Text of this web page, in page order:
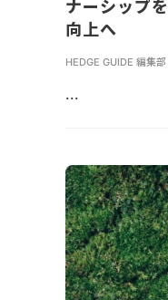
ナーシップ
向上へ
HEDGE GUIDE 編集
...